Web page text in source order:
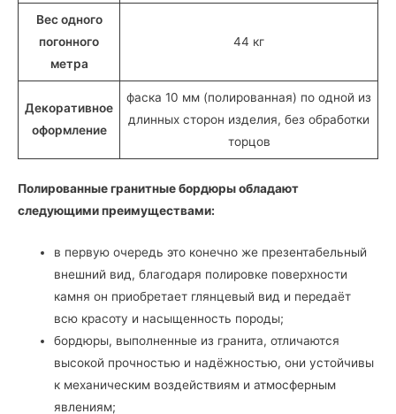
Вес одного
погонного
метра
44 кг
Декоративное
оформление
фаска 10 мм (полированная) по одной из
длинных сторон изделия, без обработки
торцов
Полированные гранитные бордюры обладают
следующими преимуществами:
в первую очередь это конечно же презентабельный
внешний вид, благодаря полировке поверхности
камня он приобретает глянцевый вид и передаёт
всю красоту и насыщенность породы;
бордюры, выполненные из гранита, отличаются
высокой прочностью и надёжностью, они устойчивы
к механическим воздействиям и атмосферным
явлениям;